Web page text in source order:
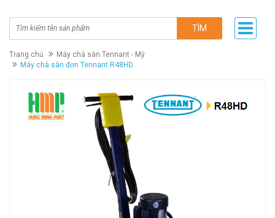
TÌM
Trang chủ
Máy chà sàn Tennant - Mỹ
Máy chà sàn đơn Tennant R48HD